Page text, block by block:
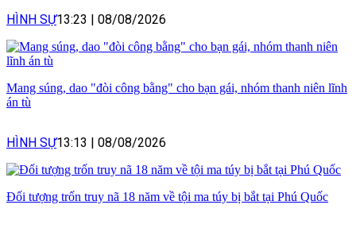
HÌNH SỰ13:23 | 08/08/2026
Mang súng, dao "đòi công bằng" cho bạn gái, nhóm thanh niên lĩnh
án tù
HÌNH SỰ13:13 | 08/08/2026
Đối tượng trốn truy nã 18 năm về tội ma túy bị bắt tại Phú Quốc